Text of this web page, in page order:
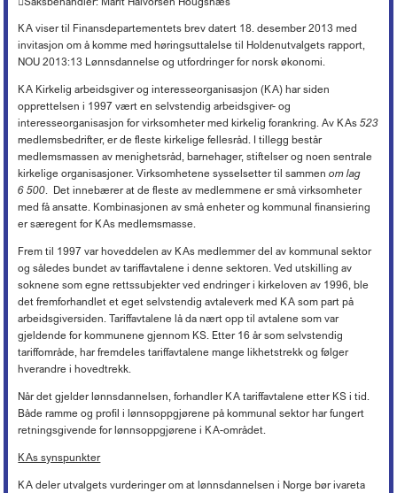
Kronikker og debattinnlegg
Nyheter om KA
Oppfølging av sykefravær
Rett til redusert arbeidstid
Nedbemanning og omorganisering
Vurdering ved ledig stilling
Arbeidstaker eller oppdragstaker?
Seksuell trakassering og overgrep
Varsling
Reglementer
Boka «Ledelse og organisering i kristne virksomheter»
Nyhetsbrev fra KA Lederakademi
Hovedtariffavtalen - organisasjonsmedlemmer
Sentrale særavtaler
Lønnssystem på KA-sektoren
Pensjonsordninger
Samarbeid og medbestemmelse
Tillitsvalgtordninger på KA-sektoren
Opplæring og utvikling (OU)
Lokale forhandlinger
Tariffordliste
Tariff 2022
Tariff 2021
Tariff 2020
Tariff 2019
Tariff 2018
Tariff 2017
Tariff 2016
Tariff 2015
Gamle tariffavtaler
Kirkekontrollen 2025
Ordna eiendom
Endringer på kirkebygg
Istandsetting av middelalderkirker i stein
Kirkeinventar
Eiendomsforhold
Offentlige anskaffelser
Verktøy for tilstandsanalyse
Kirkebygg og identitet
Nettverk for kirkebyggforvaltere
Riksantikvarens tilskudd til konservering av kirkekunst
Beredskap i egen virksomhet
Verdibergingsplan (restverdiredning)
Håndtering av naturfare
Trossamfunnslov og kirkeordning
Økonomiforskriften
Årsoppgjør, årsregnskap, årsberetning
Intro til merverdiavgift
Merverdiavgift i gravplassforvaltningen
Momskompensasjon
Ti tips - økonomi i kirkelig fellesråd
Avtaler mellom kommunen og kirkelig fellesråd om tjenesteyting
Offentlige anskaffelser
Planarbeid
Svindelforsøk
Organisasjon og forvaltning +
Lokal organisasjonsutvikling
Personvern
Forsikringsordninger for arbeidsgivere
Ansvarsforsikring og ulykkesforsikring
Støtte til deltakelse på yrkesmesse
Støtteordninger for undervisningsansatte
«Stadig bedre»
Arkiv
Mediehåndtering ved begravelser
Digitalisering +
KAs digitaliseringsarbeid
Frivillig digitaliseringsavgift
Gravplass
Kirkebygg
Lønn, personal og regnskap
Brukerforum og brukergrupper
Strømming og kopiering +
Kopiering (Kopinor)
Musikkfremføring (Tono)
Overføring av gudstjenester (strømming)
Digitale musikkrettigheter
Filmvisning i Den norske kirke
Barnehage +
Barnehage i KA
PBL-medlemskap gjennom KA
Krav om eget rettssubjekt
Barnehager og pensjon
Inkluderende arbeidsliv i barnehager
Høringsuttalelser +
Høringsuttalelser f.o.m. 2017
Høringsuttalelser t.o.m. 2016
Kurs og konferanser
Nettbutikk
KA viser til Finansdepartementets brev datert 18. desember 2013 med
invitasjon om å komme med høringsuttalelse til Holdenutvalgets rapport,
NOU 2013:13 Lønnsdannelse og utfordringer for norsk økonomi.
KA Kirkelig arbeidsgiver og interesseorganisasjon (KA) har siden
opprettelsen i 1997 vært en selvstendig arbeidsgiver- og
interesseorganisasjon for virksomheter med kirkelig forankring. Av KAs523
medlemsbedrifter, er de fleste kirkelige fellesråd. I tillegg består
medlemsmassen av menighetsråd, barnehager, stiftelser og noen sentrale
kirkelige organisasjoner. Virksomhetene sysselsetter til sammenom lag
6 500 . Det innebærer at de fleste av medlemmene er små virksomheter
med få ansatte. Kombinasjonen av små enheter og kommunal finansiering
er særegent for KAs medlemsmasse.
Frem til 1997 var hoveddelen av KAs medlemmer del av kommunal sektor
og således bundet av tariffavtalene i denne sektoren. Ved utskilling av
soknene som egne rettssubjekter ved endringer i kirkeloven av 1996, ble
det fremforhandlet et eget selvstendig avtaleverk med KA som part på
arbeidsgiversiden. Tariffavtalene lå da nært opp til avtalene som var
gjeldende for kommunene gjennom KS. Etter 16 år som selvstendig
tariffområde, har fremdeles tariffavtalene mange likhetstrekk og følger
hverandre i hovedtrekk.
Når det gjelder lønnsdannelsen, forhandler KA tariffavtalene etter KS i tid.
Både ramme og profil i lønnsoppgjørene på kommunal sektor har fungert
retningsgivende for lønnsoppgjørene i KA-området.
KAs synspunkter
KA deler utvalgets vurderinger om at lønnsdannelsen i Norge bør ivareta